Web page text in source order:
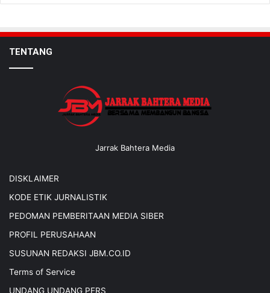
TENTANG
Jarrak Bahtera Media
DISKLAIMER
KODE ETIK JURNALISTIK
PEDOMAN PEMBERITAAN MEDIA SIBER
PROFIL PERUSAHAAN
SUSUNAN REDAKSI JBM.CO.ID
Terms of Service
UNDANG UNDANG PERS